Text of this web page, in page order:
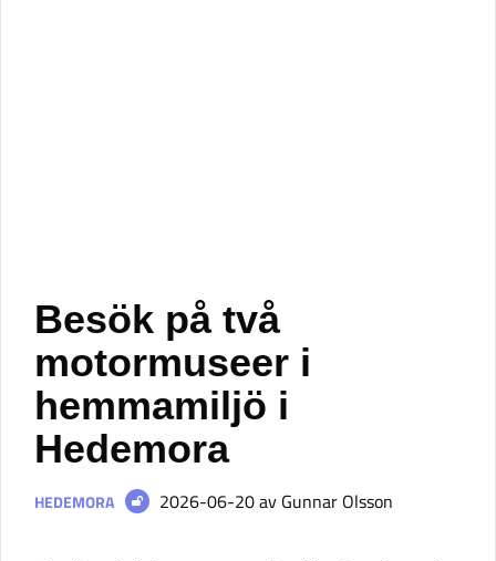
Besök på två
motormuseer i
hemmamiljö i
Hedemora
HEDEMORA 2026-06-20av Gunnar Olsson